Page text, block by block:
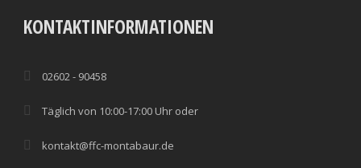
KONTAKTINFORMATIONEN
02602 - 90458
Täglich von 10:00-17:00 Uhr oder
kontakt@ffc-montabaur.de